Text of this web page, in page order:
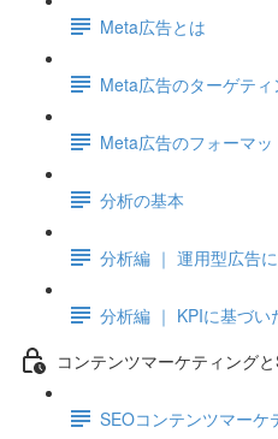
Meta広告とは
Meta広告のターゲティ
Meta広告のフォーマッ
分析の基本
分析編 ｜ 運用型広告
分析編 ｜ KPIに基づい
コンテンツマーケティング
SEOコンテンツマーケ